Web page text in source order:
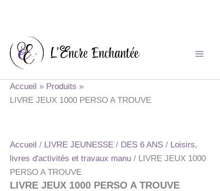
contenu
Accueil
Produits
LIVRE JEUX 1000 PERSO A TROUVE
Accueil / LIVRE JEUNESSE / DES 6 ANS / Loisirs,
livres d'activités et travaux manu / LIVRE JEUX 1000
PERSO A TROUVE
LIVRE JEUX 1000 PERSO A TROUVE